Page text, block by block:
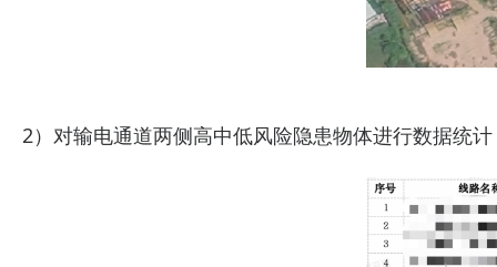
2）对输电通道两侧高中低风险隐患物体进行数据统计